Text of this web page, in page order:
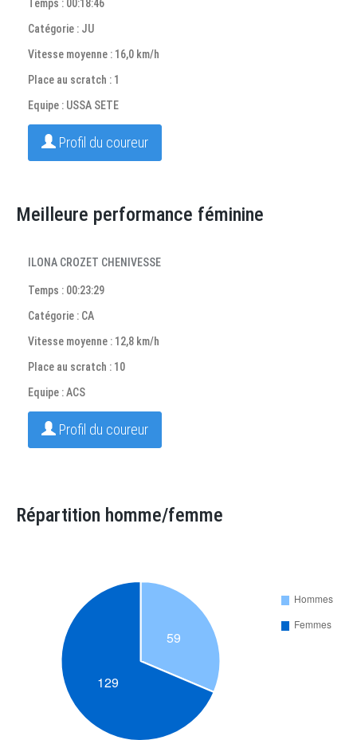
Temps : 00:18:46
Catégorie : JU
Vitesse moyenne : 16,0 km/h
Place au scratch : 1
Equipe : USSA SETE
Profil du coureur
Meilleure performance féminine
ILONA CROZET CHENIVESSE
Temps : 00:23:29
Catégorie : CA
Vitesse moyenne : 12,8 km/h
Place au scratch : 10
Equipe : ACS
Profil du coureur
Répartition homme/femme